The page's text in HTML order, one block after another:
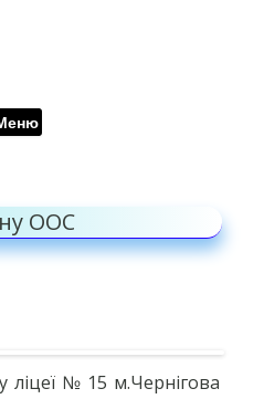
ООС
ліцеї № 15 м.Чернігова